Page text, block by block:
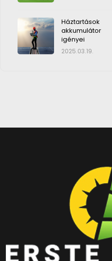
Háztartások
akkumulátor
igényei
2025.03.19.